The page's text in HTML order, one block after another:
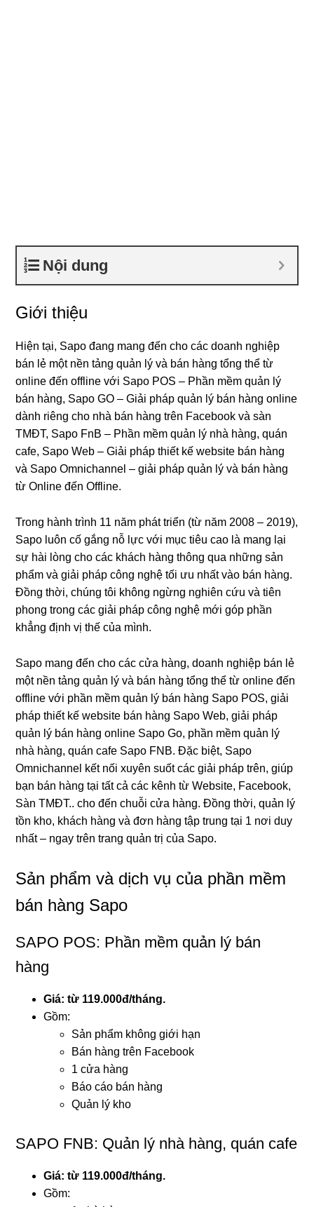
Nội dung
Giới thiệu
Hiện tại, Sapo đang mang đến cho các doanh nghiệp
bán lẻ một nền tảng quản lý và bán hàng tổng thể từ
online đến offline với Sapo POS – Phần mềm quản lý
bán hàng, Sapo GO – Giải pháp quản lý bán hàng online
dành riêng cho nhà bán hàng trên Facebook và sàn
TMĐT, Sapo FnB – Phần mềm quản lý nhà hàng, quán
cafe, Sapo Web – Giải pháp thiết kế website bán hàng
và Sapo Omnichannel – giải pháp quản lý và bán hàng
từ Online đến Offline.
Trong hành trình 11 năm phát triển (từ năm 2008 – 2019),
Sapo luôn cố gắng nỗ lực với mục tiêu cao là mang lại
sự hài lòng cho các khách hàng thông qua những sản
phẩm và giải pháp công nghệ tối ưu nhất vào bán hàng.
Đồng thời, chúng tôi không ngừng nghiên cứu và tiên
phong trong các giải pháp công nghệ mới góp phần
khẳng định vị thế của mình.
Sapo mang đến cho các cửa hàng, doanh nghiệp bán lẻ
một nền tảng quản lý và bán hàng tổng thể từ online đến
offline với phần mềm quản lý bán hàng Sapo POS, giải
pháp thiết kế website bán hàng Sapo Web, giải pháp
quản lý bán hàng online Sapo Go, phần mềm quản lý
nhà hàng, quán cafe Sapo FNB. Đặc biệt, Sapo
Omnichannel kết nối xuyên suốt các giải pháp trên, giúp
bạn bán hàng tại tất cả các kênh từ Website, Facebook,
Sàn TMĐT.. cho đến chuỗi cửa hàng. Đồng thời, quản lý
tồn kho, khách hàng và đơn hàng tập trung tại 1 nơi duy
nhất – ngay trên trang quản trị của Sapo.
Sản phẩm và dịch vụ của phần mềm
bán hàng Sapo
SAPO POS: Phần mềm quản lý bán
hàng
Giá: từ 119.000đ/tháng.
Gồm:
Sản phẩm không giới hạn
Bán hàng trên Facebook
1 cửa hàng
Báo cáo bán hàng
Quản lý kho
SAPO FNB: Quản lý nhà hàng, quán cafe
Giá: từ 119.000đ/tháng.
Gồm: